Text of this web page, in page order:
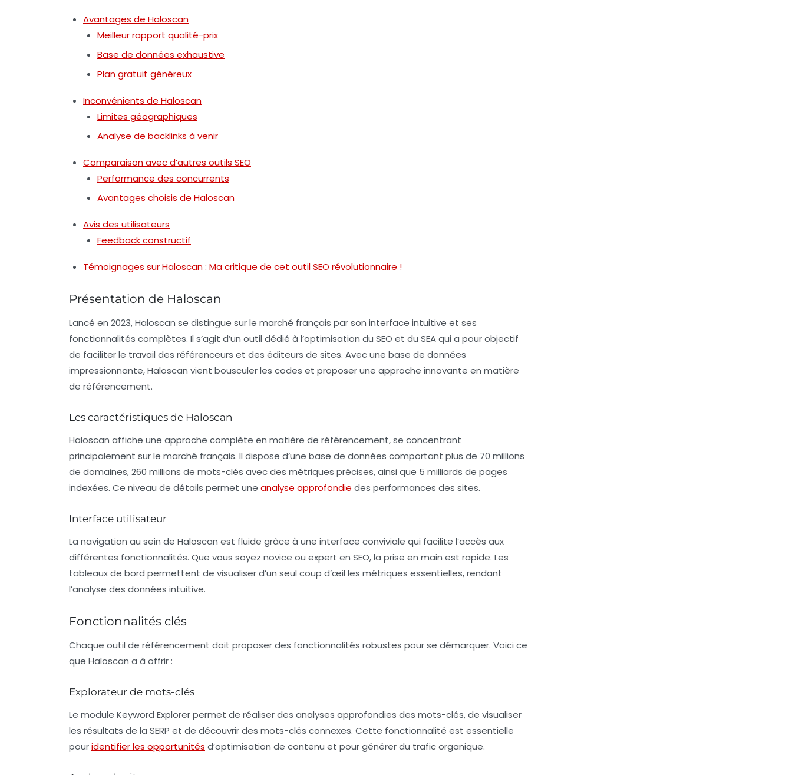
Avantages de Haloscan
Meilleur rapport qualité-prix
Base de données exhaustive
Plan gratuit généreux
Inconvénients de Haloscan
Limites géographiques
Analyse de backlinks à venir
Comparaison avec d’autres outils SEO
Performance des concurrents
Avantages choisis de Haloscan
Avis des utilisateurs
Feedback constructif
Témoignages sur Haloscan : Ma critique de cet outil SEO révolutionnaire !
Présentation de Haloscan
Lancé en 2023, Haloscan se distingue sur le marché français par son interface intuitive et ses
fonctionnalités complètes. Il s’agit d’un outil dédié à l’optimisation du SEO et du SEAqui a pour objectif
de faciliter le travail des référenceurs et des éditeurs de sites. Avec une base de données
impressionnante, Haloscan vient bousculer les codes et proposer une approche innovante en matière
de référencement.
Les caractéristiques de Haloscan
Haloscan affiche une approche complète en matière de référencement, se concentrant
principalement sur le marché français. Il dispose d’une base de données comportant plus de 70 millions
de domaines, 260 millions de mots-clés avec des métriques précises, ainsi que 5 milliards de pages
indexées. Ce niveau de détails permet une analyse approfondie des performances des sites.
Interface utilisateur
La navigation au sein de Haloscan est fluide grâce à une interface conviviale qui facilite l’accès aux
différentes fonctionnalités. Que vous soyez novice ou expert en SEO, la prise en main est rapide. Les
tableaux de bord permettent de visualiser d’un seul coup d’œil les métriques essentielles, rendant
l’analyse des données intuitive.
Fonctionnalités clés
Chaque outil de référencement doit proposer des fonctionnalités robustes pour se démarquer. Voici ce
que Haloscan a à offrir :
Explorateur de mots-clés
Le module Keyword Explorerpermet de réaliser des analyses approfondies des mots-clés, de visualiser
les résultats de la SERP et de découvrir des mots-clés connexes. Cette fonctionnalité est essentielle
pouridentifier les opportunités d’optimisation de contenu et pour générer du trafic organique.